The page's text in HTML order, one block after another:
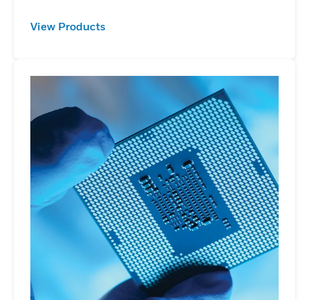
View Products